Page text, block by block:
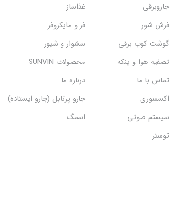
جاروبرقی
غذاساز
فرش شور
فر و مایکروفر
گوشت کوب برقی
سشوار و شیور
تصفیه هوا و پنکه
محصولات SUNVIN
تماس با ما
درباره ما
اکسسوری
جارو پرتابل (جارو ایستاده)
سیستم صوتی
اسمگ
توستر